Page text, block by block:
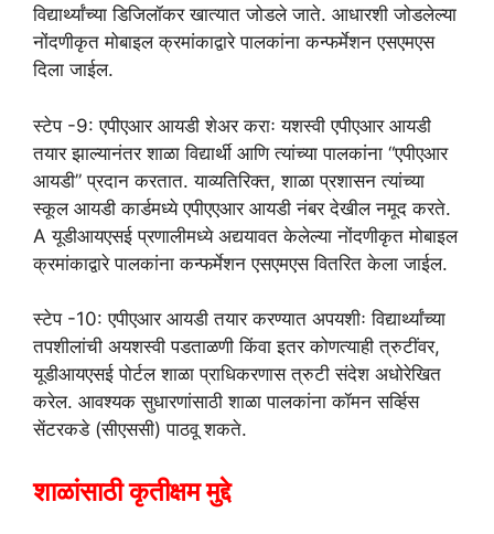
विद्यार्थ्यांच्या डिजिलॉकर खात्यात जोडले जाते. आधारशी जोडलेल्या
नोंदणीकृत मोबाइल क्रमांकाद्वारे पालकांना कन्फर्मेशन एसएमएस
दिला जाईल.
स्टेप -9: एपीएआर आयडी शेअर कराः यशस्वी एपीएआर आयडी
तयार झाल्यानंतर शाळा विद्यार्थी आणि त्यांच्या पालकांना “एपीएआर
आयडी” प्रदान करतात. याव्यतिरिक्त, शाळा प्रशासन त्यांच्या
स्कूल आयडी कार्डमध्ये एपीएएआर आयडी नंबर देखील नमूद करते.
A यूडीआयएसई प्रणालीमध्ये अद्ययावत केलेल्या नोंदणीकृत मोबाइल
क्रमांकाद्वारे पालकांना कन्फर्मेशन एसएमएस वितरित केला जाईल.
स्टेप -10: एपीएआर आयडी तयार करण्यात अपयशीः विद्यार्थ्यांच्या
तपशीलांची अयशस्वी पडताळणी किंवा इतर कोणत्याही त्रुटींवर,
यूडीआयएसई पोर्टल शाळा प्राधिकरणास त्रुटी संदेश अधोरेखित
करेल. आवश्यक सुधारणांसाठी शाळा पालकांना कॉमन सर्व्हिस
सेंटरकडे (सीएससी) पाठवू शकते.
शाळांसाठी कृतीक्षम मुद्दे